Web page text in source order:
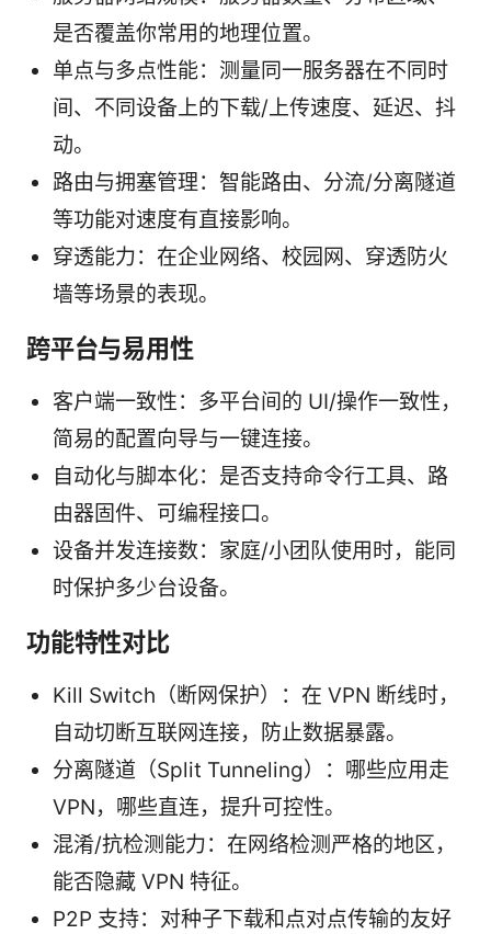
是否覆盖你常用的地理位置。
单点与多点性能：测量同一服务器在不同时
间、不同设备上的下载/上传速度、延迟、抖
动。
路由与拥塞管理：智能路由、分流/分离隧道
等功能对速度有直接影响。
穿透能力：在企业网络、校园网、穿透防火
墙等场景的表现。
跨平台与易用性
客户端一致性：多平台间的 UI/操作一致性，
简易的配置向导与一键连接。
自动化与脚本化：是否支持命令行工具、路
由器固件、可编程接口。
设备并发连接数：家庭/小团队使用时，能同
时保护多少台设备。
功能特性对比
Kill Switch（断网保护）：在 VPN 断线时，
自动切断互联网连接，防止数据暴露。
分离隧道（Split Tunneling）：哪些应用走
VPN，哪些直连，提升可控性。
混淆/抗检测能力：在网络检测严格的地区，
能否隐藏 VPN 特征。
P2P 支持：对种子下载和点对点传输的友好